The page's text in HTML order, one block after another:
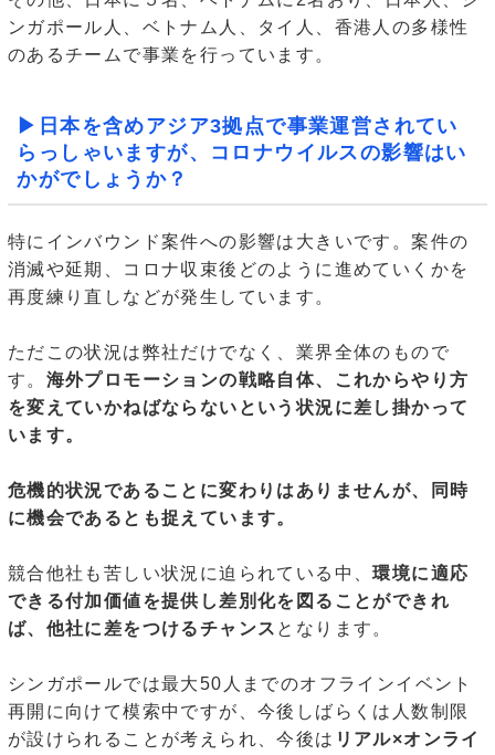
ンガポール人、ベトナム人、タイ人、香港人の多様性
のあるチームで事業を行っています。
▶日本を含めアジア3拠点で事業運営されてい
らっしゃいますが、コロナウイルスの影響はい
かがでしょうか？
特にインバウンド案件への影響は大きいです。案件の
消滅や延期、コロナ収束後どのように進めていくかを
再度練り直しなどが発生しています。
ただこの状況は弊社だけでなく、業界全体のもので
す。 海外プロモーションの戦略自体、これからやり方
を変えていかねばならないという状況に差し掛かって
います。
危機的状況であることに変わりはありませんが、同時
に機会であるとも捉えています。
競合他社も苦しい状況に迫られている中、環境に適応
できる付加価値を提供し差別化を図ることができれ
ば、他社に差をつけるチャンス となります。
シンガポールでは最大50人までのオフラインイベント
再開に向けて模索中ですが、今後しばらくは人数制限
が設けられることが考えられ、今後は リアル×オンライ